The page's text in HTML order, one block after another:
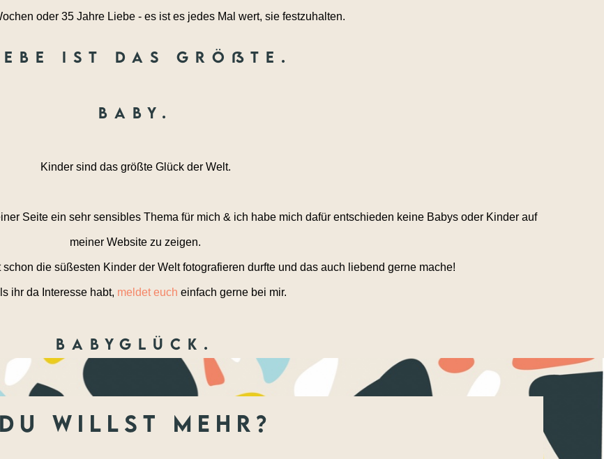
oder 35 Jahre Liebe - es ist es jedes Mal wert, sie festzuhalten.
ist das größte.
Baby.
Kinder sind das größte Glück der Welt.
Seite ein sehr sensibles Thema für mich & ich habe mich dafür entschieden keine Babys oder Kinder auf
meiner Website zu zeigen.
die süßesten Kinder der Welt fotografieren durfte und das auch liebend gerne mache!
ihr da Interesse habt, meldet euch einfach gerne bei mir.
Babyglück.
du willst mehr?